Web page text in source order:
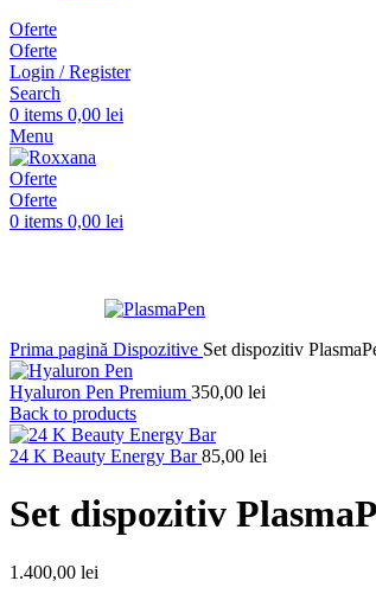
Oferte
Oferte
Login / Register
Search
0 items 0,00 lei
Menu
Oferte
Oferte
0 items 0,00 lei
Prima pagină Dispozitive Set dispozitiv
Hyaluron Pen Premium 350,00 lei
Back to products
24 K Beauty Energy Bar85,00 lei
Set dispozitiv
1.400,00 lei